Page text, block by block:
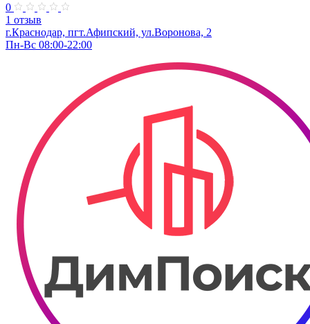
0
1 отзыв
г.Краснодар, пгт.Афипский, ул.Воронова, 2
Пн-Вс 08:00-22:00